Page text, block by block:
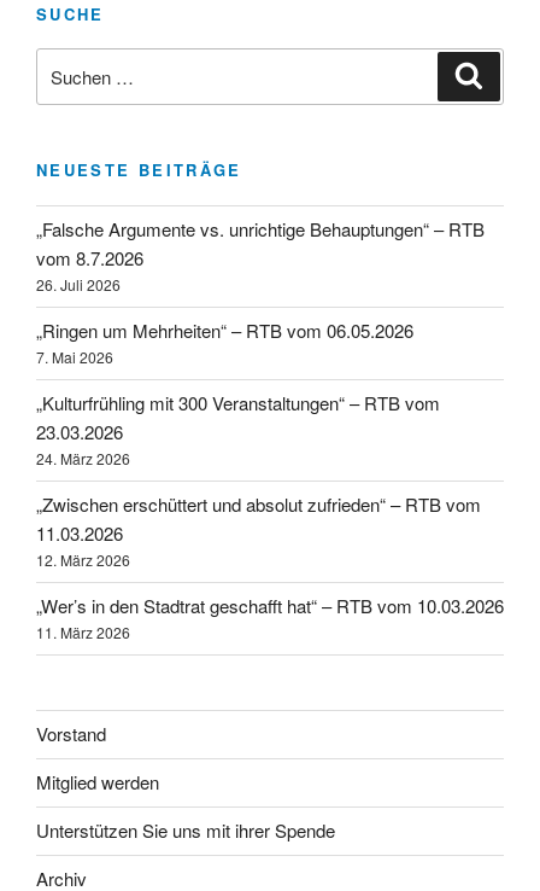
SUCHE
nach:
NEUESTE BEITRÄGE
„Falsche Argumente vs. unrichtige Behauptungen“ – RTB
vom 8.7.2026
26. Juli 2026
„Ringen um Mehrheiten“ – RTB vom 06.05.2026
7. Mai 2026
„Kulturfrühling mit 300 Veranstaltungen“ – RTB vom
23.03.2026
24. März 2026
„Zwischen erschüttert und absolut zufrieden“ – RTB vom
11.03.2026
12. März 2026
„Wer’s in den Stadtrat geschafft hat“ – RTB vom 10.03.2026
11. März 2026
Vorstand
Mitglied werden
Unterstützen Sie uns mit ihrer Spende
Archiv